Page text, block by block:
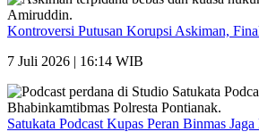
Kontroversi Putusan Korupsi Askiman,
7 Juli 2026 | 16:14 WIB
Satukata Podcast Kupas Peran Binmas